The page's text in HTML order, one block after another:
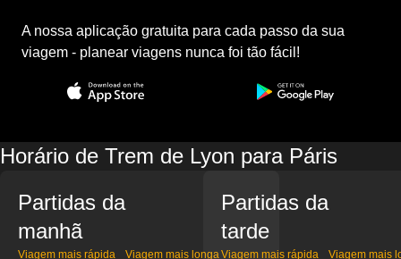
A nossa aplicação gratuita para cada passo da sua
viagem - planear viagens nunca foi tão fácil!
Horário de Trem de Lyon para Páris
Partidas da
manhã
Viagem mais rápida Viagem mais longa
Partidas da
tarde
Viagem mais rápida Viagem mais